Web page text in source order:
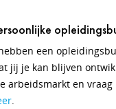
een
jij je kan blijven
arbeidsmarkt en
.